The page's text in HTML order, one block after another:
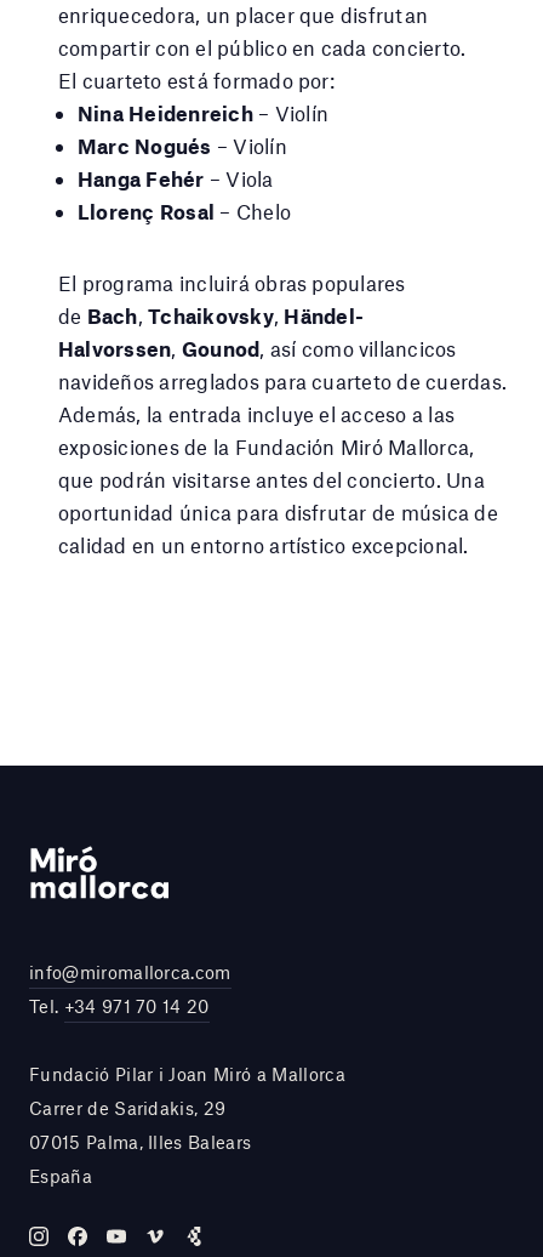
enriquecedora, un placer que disfrutan
compartir con el público en cada concierto.
El cuarteto está formado por:
Nina Heidenreich– Violín
Marc Nogués – Violín
Hanga Fehér – Viola
Llorenç Rosal – Chelo
El programa incluirá obras populares
de Bach ,Tchaikovsky, Händel-
Halvorssen Gounod , así como villancicos
navideños arreglados para cuarteto de cuerdas.
Además, la entrada incluye el acceso a las
exposiciones de la Fundación Miró Mallorca,
que podrán visitarse antes del concierto. Una
oportunidad única para disfrutar de música de
calidad en un entorno artístico excepcional.
info@miromallorca.com
Tel. +34 971 70 14 20
Fundació Pilar i Joan Miró a Mallorca
Carrer de Saridakis, 29
07015 Palma, Illes Balears
España